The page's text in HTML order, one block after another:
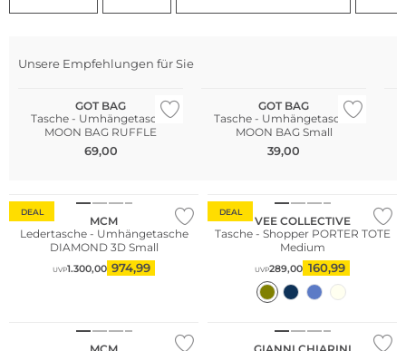
Unsere Empfehlungen für Sie
Nachhaltig
GOT BAG
Tasche - Umhängetasche
MOON BAG RUFFLE
69,00
GOT BAG
Tasche - Umhängetasche
MOON BAG Small
39,00
DEAL
MCM
Ledertasche - Umhängetasche
DIAMOND 3D Small
UVP1.300,00 974,99
DEAL
VEE COLLECTIVE
Tasche - Shopper PORTER TOTE
Medium
UVP289,00 160,99